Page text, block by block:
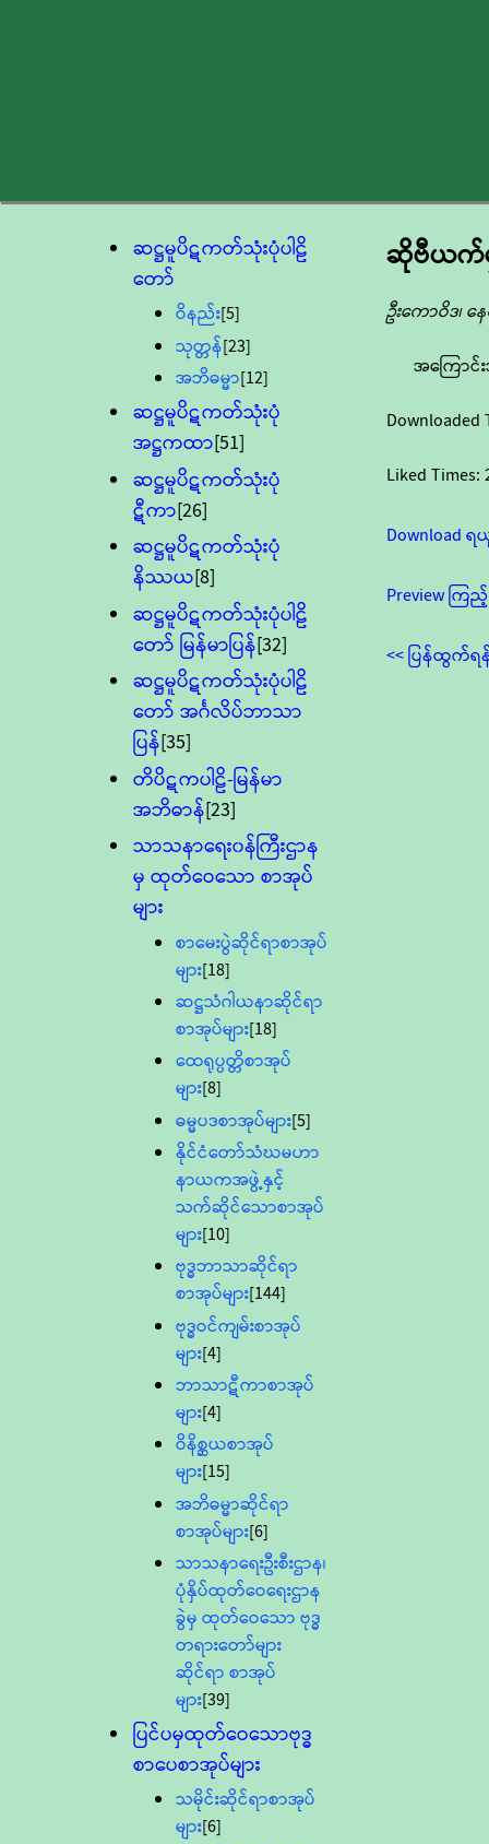
ဆဋ္ဌမူပိဋကတ်သုံးပုံပါဠိ
တော်
ဝိနည်း[5]
သုတ္တန်[23]
အဘိဓမ္မာ[12]
ဆဋ္ဌမူပိဋကတ်သုံးပုံ
အဋ္ဌကထာ[51]
ဆဋ္ဌမူပိဋကတ်သုံးပုံ
ဋီကာ[26]
ဆဋ္ဌမူပိဋကတ်သုံးပုံ
နိဿယ[8]
ဆဋ္ဌမူပိဋကတ်သုံးပုံပါဠိ
တော် မြန်မာပြန်[32]
ဆဋ္ဌမူပိဋကတ်သုံးပုံပါဠိ
တော် အင်္ဂလိပ်ဘာသာ
ပြန်[35]
တိပိဋကပါဠိ-မြန်မာ
အဘိဓာန်[23]
သာသနာရေး၀န်ကြီးဌာန
မှ ထုတ်ဝေသော စာအုပ်
များ
စာမေးပွဲဆိုင်ရာစာအုပ်
များ[18]
ဆဋ္ဌသံဂါယနာဆိုင်ရာ
စာအုပ်များ[18]
ထေရုပ္ပတ္တိစာအုပ်
များ[8]
ဓမ္မပဒစာအုပ်များ[5]
နိုင်ငံတော်သံဃမဟာ
နာယကအဖွဲ့နှင့်
သက်ဆိုင်သောစာအုပ်
များ[10]
ဗုဒ္ဓဘာသာဆိုင်ရာ
စာအုပ်များ[144]
ဗုဒ္ဓဝင်ကျမ်းစာအုပ်
များ[4]
ဘာသာဋီကာစာအုပ်
များ[4]
ဝိနိစ္ဆယစာအုပ်
များ[15]
အဘိဓမ္မာဆိုင်ရာ
စာအုပ်များ[6]
သာသနာရေးဦးစီးဌာန၊
ပုံနှိပ်ထုတ်ဝေရေးဌာန
ခွဲမှ ထုတ်ဝေသော ဗုဒ္ဓ
တရားတော်များ
ဆိုင်ရာ စာအုပ်
များ[39]
ပြင်ပမှထုတ်ဝေသောဗုဒ္ဓ
စာပေစာအုပ်များ
သမိုင်းဆိုင်ရာစာအုပ်
များ[6]
ဆိုဗီယက်
ဦးကောဝိဒ၊ န
အကြောင်
Downloaded
Liked Times:
Download
Preview ကြ
<< ပြန်ထွက်ရ